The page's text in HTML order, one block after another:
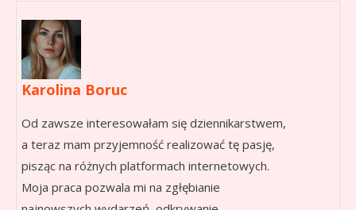
Karolina Boruc
Od zawsze interesowałam się dziennikarstwem,
a teraz mam przyjemność realizować tę pasję,
pisząc na różnych platformach internetowych.
Moja praca pozwala mi na zgłębianie